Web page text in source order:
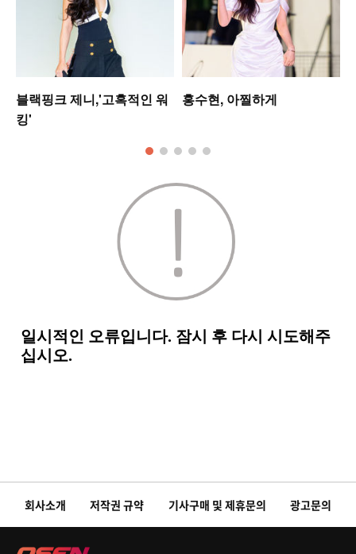
블랙핑크 제니,'고혹적인 워
킹'
홍수현, 아찔하게
회사소개 저작권 규약 기사구매 및 제휴문의 광고문의